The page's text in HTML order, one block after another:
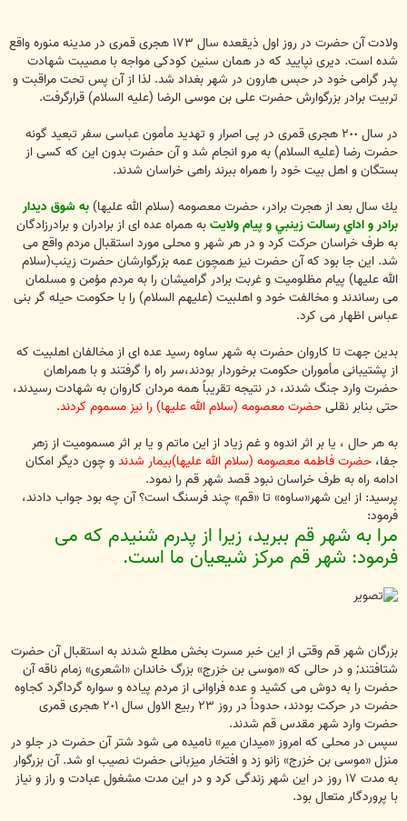
ولادت آن حضرت در روز اول ذيقعده سال ١٧٣ هجرى قمرى در مدينه منوره واقع
شده است. ديرى نپاييد كه در همان سنين كودكى مواجه با مصيبت شهادت
پدر گرامى خود در حبس هارون در شهر بغداد شد. لذا از آن پس تحت مراقبت و
تربيت برادر بزرگوارش حضرت على بن موسى الرضا (عليه السلام) قرارگرفت.
در سال ٢٠٠ هجرى قمرى در پى اصرار و تهديد مأمون عباسى سفر تبعيد گونه
حضرت رضا (عليه السلام) به مرو انجام شد و آن حضرت بدون اين كه كسى از
بستگان و اهل بيت خود را همراه ببرند راهى خراسان شدند.
يك سال بعد از هجرت برادر، حضرت معصومه (سلام الله عليها) به شوق ديدار
برادر و اداي رسالت زينبي و پيام ولايتبه همراه عده اى از برادران و برادرزادگان
به طرف خراسان حركت كرد و در هر شهر و محلى مورد استقبال مردم واقع مى
شد. اين جا بود كه آن حضرت نيز همچون عمه بزرگوارشان حضرت زينب(سلام
الله عليها) پيام مظلوميت و غربت برادر گراميشان را به مردم مؤمن و مسلمان
مى رساندند و مخالفت خود و اهلبيت (عليهم السلام) را با حكومت حيله گر بنى
عباس اظهار مى كرد.
بدين جهت تا كاروان حضرت به شهر ساوه رسيد عده اى از مخالفان اهلبيت كه
از پشتيبانى مأموران حكومت برخوردار بودند،سر راه را گرفتند و با همراهان
حضرت وارد جنگ شدند، در نتيجه تقريباً همه مردان كاروان به شهادت رسيدند،
حتى بنابر نقلىحضرت معصومه (سلام الله عليها) را نيز مسموم كردند.
به هر حال ، يا بر اثر اندوه و غم زياد از اين ماتم و يا بر اثر مسموميت از زهر
جفا، حضرت فاطمه معصومه (سلام الله عليها)بيمار شدندو چون ديگر امكان
ادامه راه به طرف خراسان نبود قصد شهر قم را نمود.
پرسيد: از اين شهر«ساوه» تا «قم» چند فرسنگ است؟ آن چه بود جواب دادند،
فرمود:
مرا به شهر قم ببريد، زيرا از پدرم شنيدم كه مى
فرمود: شهر قم مركز شيعيان ما است.
بزرگان شهر قم وقتى از اين خبر مسرت بخش مطلع شدند به استقبال آن حضرت
شتافتند; و در حالى كه «موسى بن خزرج» بزرگ خاندان «اشعرى» زمام ناقه آن
حضرت را به دوش مى كشيد و عده فراوانى از مردم پياده و سواره گرداگرد كجاوه
حضرت در حركت بودند، حدوداً در روز ٢٣ ربيع الاول سال ٢٠١ هجرى قمرى
حضرت وارد شهر مقدس قم شدند.
سپس در محلى كه امروز «ميدان مير» ناميده مى شود شتر آن حضرت در جلو در
منزل «موسى بن خزرج» زانو زد و افتخار ميزبانى حضرت نصيب او شد. آن بزرگوار
به مدت ١٧ روز در اين شهر زندگى كرد و در اين مدت مشغول عبادت و راز و نياز
با پروردگار متعال بود.